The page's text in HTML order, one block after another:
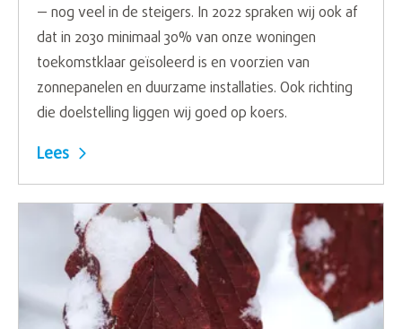
— nog veel in de steigers. In 2022 spraken wij ook af
dat in 2030 minimaal 30% van onze woningen
toekomstklaar geïsoleerd is en voorzien van
zonnepanelen en duurzame installaties. Ook richting
die doelstelling liggen wij goed op koers.
Lees